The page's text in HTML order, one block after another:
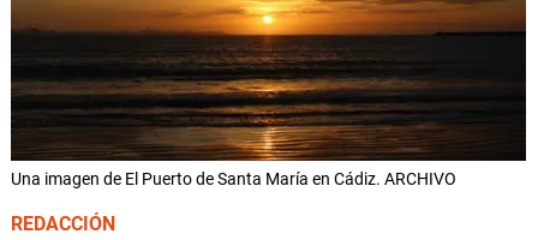
Una imagen de El Puerto de Santa María en Cádiz. ARCHIVO
REDACCIÓN